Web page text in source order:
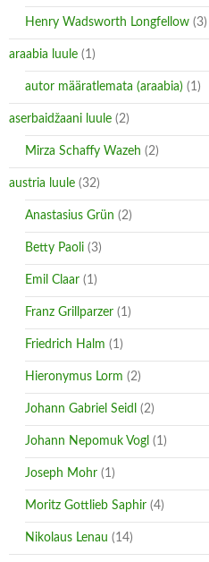
Henry Wadsworth Longfellow (3)
araabia luule (1)
autor määratlemata (araabia) (1)
aserbaidžaani luule (2)
Mirza Schaffy Wazeh (2)
austria luule (32)
Anastasius Grün (2)
Betty Paoli (3)
Emil Claar (1)
Franz Grillparzer (1)
Friedrich Halm (1)
Hieronymus Lorm (2)
Johann Gabriel Seidl (2)
Johann Nepomuk Vogl (1)
Joseph Mohr (1)
Moritz Gottlieb Saphir (4)
Nikolaus Lenau (14)